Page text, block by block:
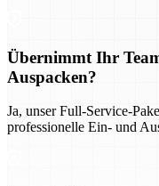
Übernimmt Ihr
Auspacken?
Ja, unser Full-Service-
professionelle Ein- und